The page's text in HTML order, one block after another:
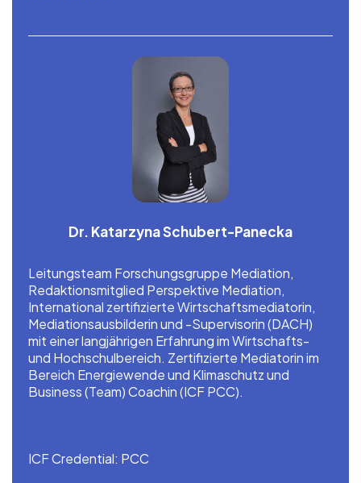
Dr. Katarzyna Schubert-Panecka
Leitungsteam Forschungsgruppe Mediation,
Redaktionsmitglied Perspektive Mediation,
International zertifizierte Wirtschaftsmediatorin,
Mediationsausbilderin und -Supervisorin (DACH)
mit einer langjährigen Erfahrung im Wirtschafts-
und Hochschulbereich. Zertifizierte Mediatorin im
Bereich Energiewende und Klimaschutz und
Business (Team) Coachin (ICF PCC).
ICF Credential: PCC